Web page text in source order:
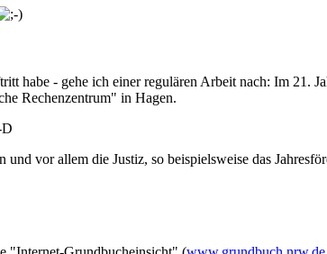
habe - gehe ich einer regulären Arbeit nach: Im 21.
Rechenzentrum" in Hagen.
vor allem die Justiz, so beispielsweise das